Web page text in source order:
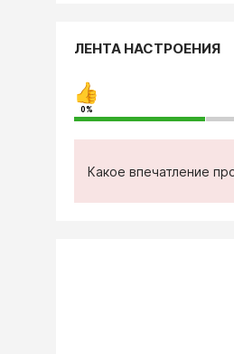
ЛЕНТА НАСТРОЕНИЯ
0%
Какое впечатление